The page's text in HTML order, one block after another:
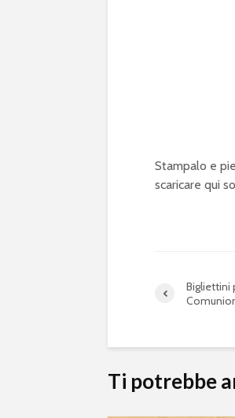
Stampalo e
scaricare qui
Bigliettini
Ti potrebbe